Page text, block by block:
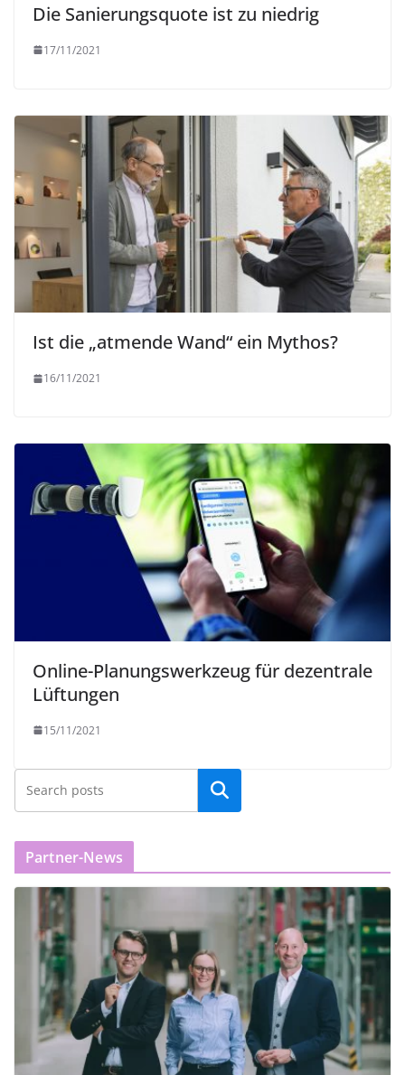
Die Sanierungsquote ist zu niedrig
17/11/2021
Ist die „atmende Wand“ ein Mythos?
16/11/2021
Online-Planungswerkzeug für dezentrale
Lüftungen
15/11/2021
Partner-News